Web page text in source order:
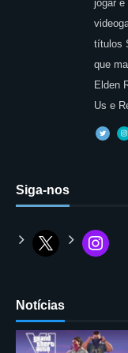
jogar e
títulos
que
Elden
Us e
Siga-nos
Notícias